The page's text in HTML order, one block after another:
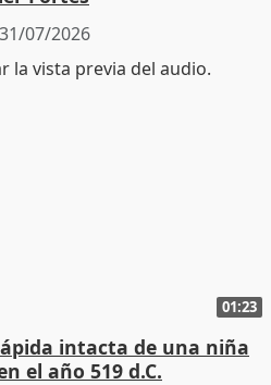
31/07/2026
01:23
intacta de una niña
el año 519 d.C.